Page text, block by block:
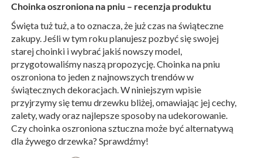
Choinka oszroniona na pniu – recenzja produktu
Święta tuż tuż, a to oznacza, że już czas na świąteczne
zakupy. Jeśli w tym roku planujesz pozbyć się swojej
starej choinki i wybrać jakiś nowszy model,
przygotowaliśmy naszą propozycję. Choinka na pniu
oszroniona to jeden z najnowszych trendów w
świątecznych dekoracjach. W niniejszym wpisie
przyjrzymy się temu drzewku bliżej, omawiając jej cechy,
zalety, wady oraz najlepsze sposoby na udekorowanie.
Czy choinka oszroniona sztuczna może być alternatywą
dla żywego drzewka? Sprawdźmy!